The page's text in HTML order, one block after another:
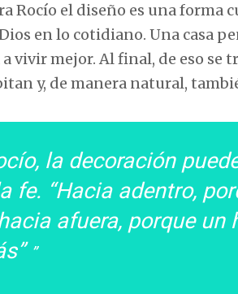
Rocío el diseño es una forma
en lo cotidiano. Una casa
vivir mejor. Al final, de eso se
y, de manera natural,
la decoración
fe. “Hacia adentro,
afuera, porque